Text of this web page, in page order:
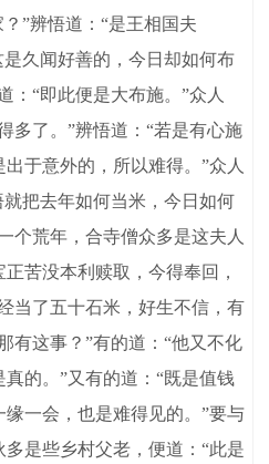
”辨悟道：“是王相国夫
是久闻好善的，今日却如何布
：“即此便是大布施。”众人
多了。”辨悟道：“若是有心施
于意外的，所以难得。”众人
把去年如何当米，今日如何
个荒年，合寺僧众多是这夫人
苦没本利赎取，今得奉回，
当了五十石米，好生不信，有
有这事？”有的道：“他又不化
的。”又有的道：“既是值钱
一会，也是难得见的。”要与
是些乡村父老，便道：“此是